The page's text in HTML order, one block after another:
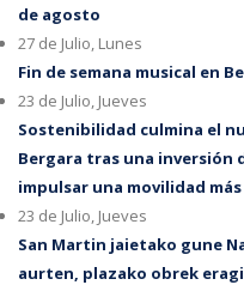
de agosto
27 de Julio, Lunes
Fin de semana musical en
23 de Julio, Jueves
Sostenibilidad culmina el
Bergara tras una inversión
impulsar una movilidad
23 de Julio, Jueves
San Martin jaietako gune
aurten, plazako obrek